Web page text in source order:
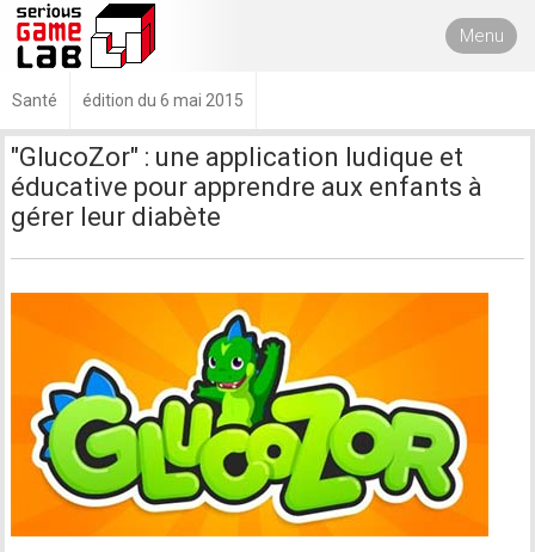
Menu
Santé édition du 6 mai 2015
"GlucoZor" : une application ludique et
éducative pour apprendre aux enfants à
gérer leur diabète